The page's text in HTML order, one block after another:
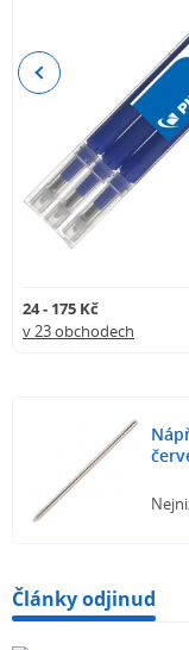
24 - 175 Kč
v 23 obchodech
Previous
Články odjinud